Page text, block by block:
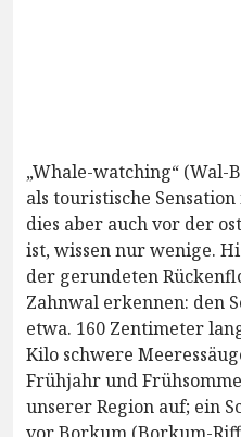
„Whale-watching“ (Wal-
als touristische
dies aber auch vor der
ist, wissen nur wenige.
der gerundeten
Zahnwal erkennen: den
etwa. 160 Zentimeter
Kilo schwere
Frühjahr und
unserer Region auf; ein